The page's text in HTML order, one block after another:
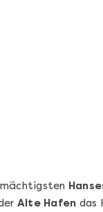
Alte Hafen das